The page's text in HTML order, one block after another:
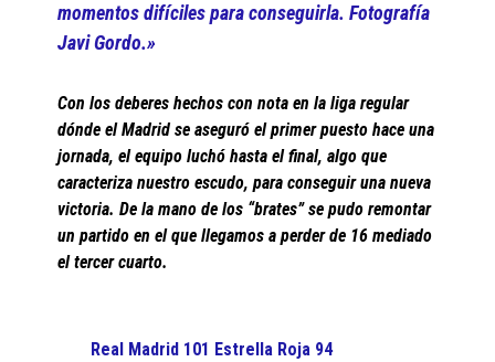
momentos difíciles para conseguirla. Fotografía
Javi Gordo.»
Con los deberes hechos con nota en la liga regular
dónde el Madrid se aseguró el primer puesto hace una
jornada, el equipo luchó hasta el final, algo que
caracteriza nuestro escudo, para conseguir una nueva
victoria. De la mano de los “brates” se pudo remontar
un partido en el que llegamos a perder de 16 mediado
el tercer cuarto.
Real Madrid 101 Estrella Roja 94